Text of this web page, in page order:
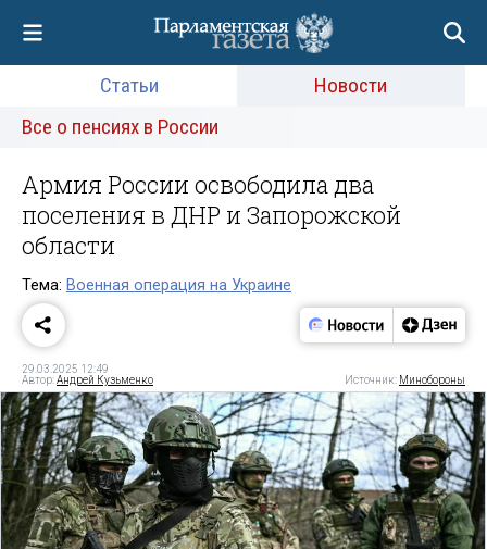
Статьи
Новости
Все о пенсиях в России
Армия России освободила два
поселения в ДНР и Запорожской
области
Тема: Военная операция на Украине
29.03.2025 12:49
Автор:Андрей Кузьменко Источник: Минобороны